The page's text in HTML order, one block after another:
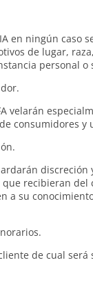
en ningún caso
de lugar,
personal o
velarán
consumidores y
discreción
recibieran del
a su
de cual